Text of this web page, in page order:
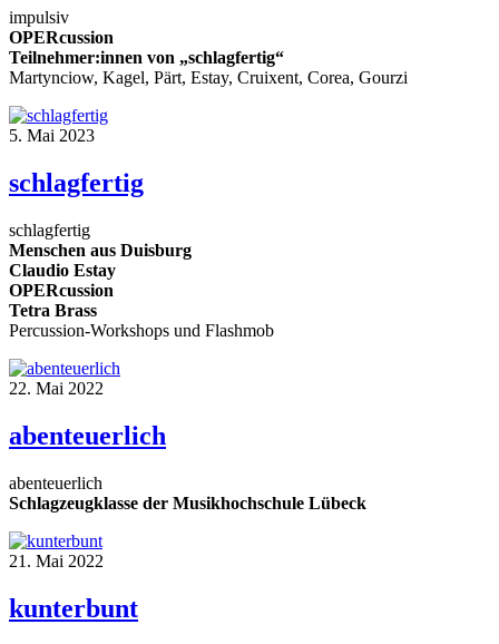
impulsiv
OPERcussion
Teilnehmer:innen von „schlagfertig“
Martynciow, Kagel, Pärt, Estay, Cruixent, Corea, Gourzi
5. Mai 2023
schlagfertig
schlagfertig
Menschen aus Duisburg
Claudio Estay
OPERcussion
Tetra Brass
Percussion-Workshops und Flashmob
22. Mai 2022
abenteuerlich
abenteuerlich
Schlagzeugklasse der Musikhochschule Lübeck
21. Mai 2022
kunterbunt